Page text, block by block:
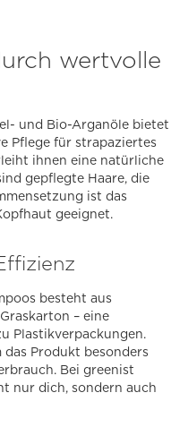
wertvolle
und Bio-Arganöle bietet
Pflege für strapaziertes
ihnen eine natürliche
gepflegte Haare, die
ist das
geeignet.
besteht aus
– eine
Plastikverpackungen.
Produkt besonders
Bei greenist
nur dich, sondern auch